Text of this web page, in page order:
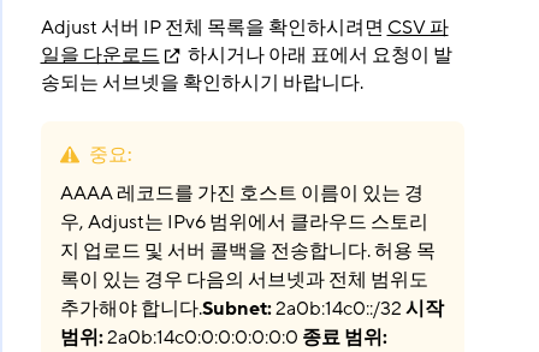
Adjust 서버 IP 전체 목록을 확인하시려면 CSV 파
일을 다운로드
하시거나 아래 표에서 요청이 발
송되는 서브넷을 확인하시기 바랍니다.
중요:
AAAA 레코드를 가진 호스트 이름이 있는 경
우, Adjust는 IPv6 범위에서 클라우드 스토리
지 업로드 및 서버 콜백을 전송합니다. 허용 목
록이 있는 경우 다음의 서브넷과 전체 범위도
추가해야 합니다.Subnet:2a0b:14c0::/32시작
범위:2a0b:14c0:0:0:0:0:0:0 종료 범위: